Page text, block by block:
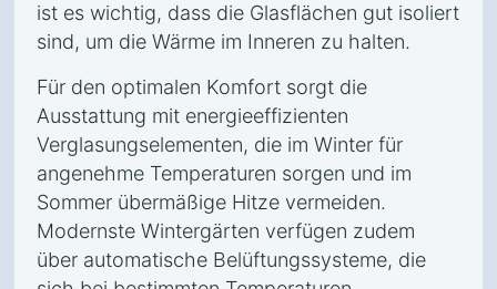
ist es wichtig, dass die Glasflächen gut isoliert
sind, um die Wärme im Inneren zu halten.
Für den optimalen Komfort sorgt die
Ausstattung mit energieeffizienten
Verglasungselementen, die im Winter für
angenehme Temperaturen sorgen und im
Sommer übermäßige Hitze vermeiden.
Modernste Wintergärten verfügen zudem
über automatische Belüftungssysteme, die